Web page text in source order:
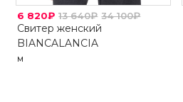
6 820₽ 13 640₽ 34 100₽
Свитер женский
BIANCALANCIA
M